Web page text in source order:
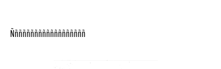
Ñññññññññññññññññññ